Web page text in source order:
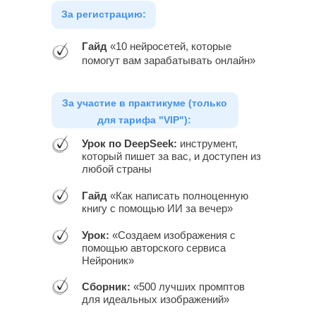
За регистрацию:
Гайд «10 нейросетей, которые
помогут вам зарабатывать онлайн»
За участие в практикуме (только
для тарифа "VIP"):
Урок по DeepSeek: инструмент,
который пишет за вас, и доступен из
любой страны
Гайд «Как написать полноценную
книгу с помощью ИИ за вечер»
Урок: «Создаем изображения с
помощью авторского сервиса
Нейроник»
Сборник: «500 лучших промптов
для идеальных изображений»